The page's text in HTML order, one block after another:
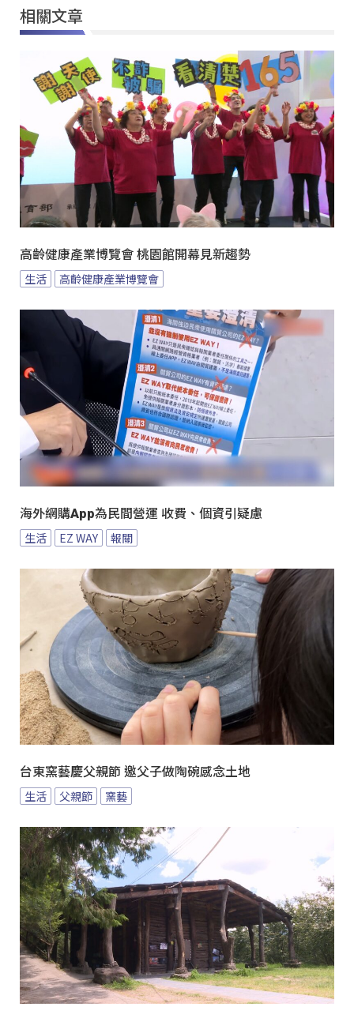
相關文章
高齡健康產業博覽會 桃園館開幕見新趨勢
生活 高齡健康產業博覽會
海外網購App為民間營運 收費、個資引疑慮
生活 EZ WAY 報關
台東窯藝慶父親節 邀父子做陶碗感念土地
生活 父親節 窯藝